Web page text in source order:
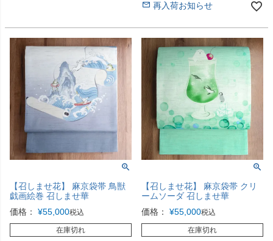
再入荷お知らせ
【召しませ花】 麻京袋帯 鳥獣
戯画絵巻 召しませ華
価格：
¥55,000税込
在庫切れ
【召しませ花】 麻京袋帯 クリ
ームソーダ 召しませ華
価格：
¥55,000税込
在庫切れ